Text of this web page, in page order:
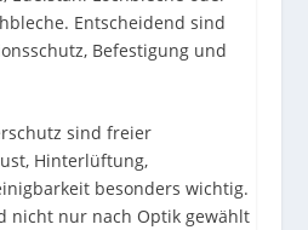
Entscheidend sind
Befestigung und
sind freier
Hinterlüftung,
besonders wichtig.
nicht nur nach Optik gewählt